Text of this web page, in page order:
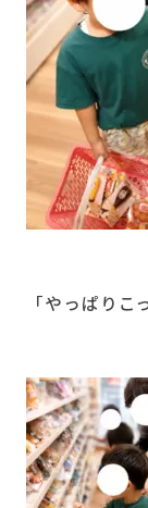
「やっぱりこ